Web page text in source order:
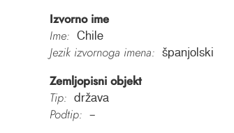
Izvorno ime
Ime:
Chile
Jezik izvornoga imena: španjolski
Zemljopisni objekt
Tip:
država
Podtip: –